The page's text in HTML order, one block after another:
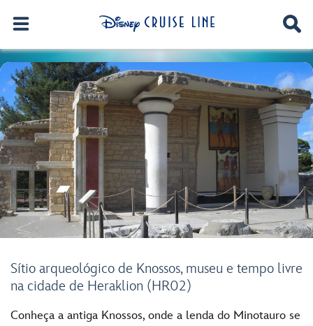
Sítio arqueológico de Knossos, museu e tempo livre
na cidade de Heraklion (HR02)
Conheça a antiga Knossos, onde a lenda do Minotauro se